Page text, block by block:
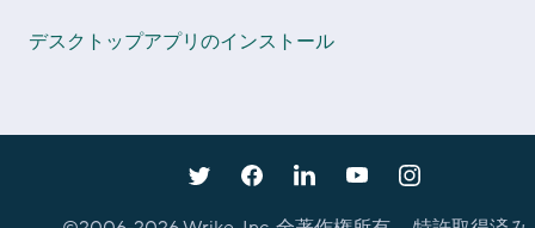
デスクトップアプリのインストール